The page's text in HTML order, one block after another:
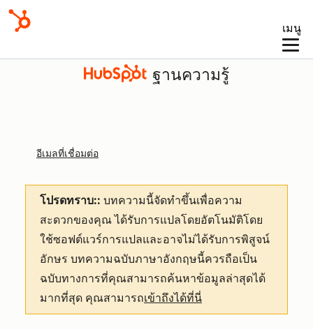
เมนู
ฐานความรู้
อีเมลที่เชื่อมต่อ
โปรดทราบ:: บทความนี้จัดทำขึ้นเพื่อความ
สะดวกของคุณได้รับการแปลโดยอัตโนมัติโดย
ใช้ซอฟต์แวร์การแปลและอาจไม่ได้รับการพิสูจน์
อักษร บทความฉบับภาษาอังกฤษนี้ควรถือเป็น
ฉบับทางการที่คุณสามารถค้นหาข้อมูลล่าสุดได้
มากที่สุด คุณสามารถเข้าถึงได้ที่นี่